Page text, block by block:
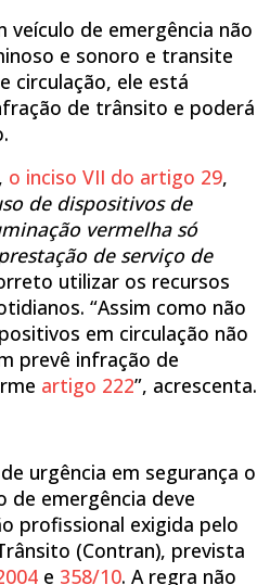
veículo de emergência não
e sonoro e transite
circulação, ele está
de trânsito e poderá
o inciso VII do artigo 29,
de dispositivos de
vermelha só
de serviço de
utilizar os recursos
“Assim como não
em circulação não
prevê infração de
artigo 222”, acrescenta.
urgência em segurança o
de emergência deve
profissional exigida pelo
(Contran), prevista
e 358/10. A regra não